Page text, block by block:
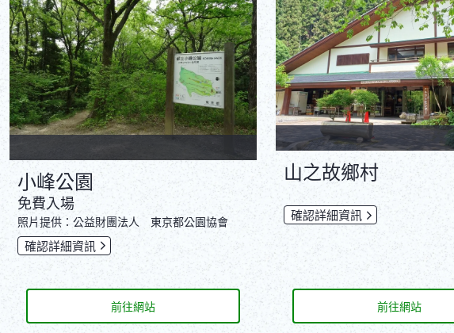
小峰公園
免費入場
‎照片提供：公益財團法人 東京都公園協會
確認詳細資訊
前往網站
山之故鄉村
確認詳細資訊
前往網站